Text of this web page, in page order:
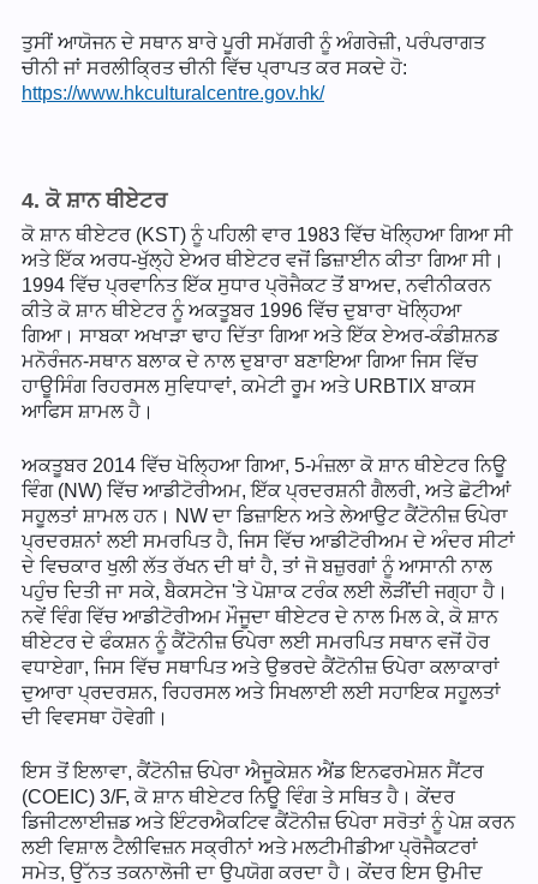
ਤੁਸੀਂ ਆਯੋਜਨ ਦੇ ਸਥਾਨ ਬਾਰੇ ਪੂਰੀ ਸਮੱਗਰੀ ਨੂੰ ਅੰਗਰੇਜ਼ੀ, ਪਰੰਪਰਾਗਤ
ਚੀਨੀ ਜਾਂ ਸਰਲੀਕ੍ਰਿਤ ਚੀਨੀ ਵਿੱਚ ਪ੍ਰਾਪਤ ਕਰ ਸਕਦੇ ਹੋ:
https://www.hkculturalcentre.gov.hk/
4. ਕੋ ਸ਼ਾਨ ਥੀਏਟਰ
ਕੋ ਸ਼ਾਨ ਥੀਏਟਰ (KST) ਨੂੰ ਪਹਿਲੀ ਵਾਰ 1983 ਵਿੱਚ ਖੋਲ੍ਹਿਆ ਗਿਆ ਸੀ
ਅਤੇ ਇੱਕ ਅਰਧ-ਖੁੱਲ੍ਹੇ ਏਅਰ ਥੀਏਟਰ ਵਜੋਂ ਡਿਜ਼ਾਈਨ ਕੀਤਾ ਗਿਆ ਸੀ।
1994 ਵਿੱਚ ਪ੍ਰਵਾਨਿਤ ਇੱਕ ਸੁਧਾਰ ਪ੍ਰੋਜੈਕਟ ਤੋਂ ਬਾਅਦ, ਨਵੀਨੀਕਰਨ
ਕੀਤੇ ਕੋ ਸ਼ਾਨ ਥੀਏਟਰ ਨੂੰ ਅਕਤੂਬਰ 1996 ਵਿੱਚ ਦੁਬਾਰਾ ਖੋਲ੍ਹਿਆ
ਗਿਆ। ਸਾਬਕਾ ਅਖਾੜਾ ਢਾਹ ਦਿੱਤਾ ਗਿਆ ਅਤੇ ਇੱਕ ਏਅਰ-ਕੰਡੀਸ਼ਨਡ
ਮਨੋਰੰਜਨ-ਸਥਾਨ ਬਲਾਕ ਦੇ ਨਾਲ ਦੁਬਾਰਾ ਬਣਾਇਆ ਗਿਆ ਜਿਸ ਵਿੱਚ
ਹਾਊਸਿੰਗ ਰਿਹਰਸਲ ਸੁਵਿਧਾਵਾਂ, ਕਮੇਟੀ ਰੂਮ ਅਤੇ URBTIX ਬਾਕਸ
ਆਫਿਸ ਸ਼ਾਮਲ ਹੈ।
ਅਕਤੂਬਰ 2014 ਵਿੱਚ ਖੋਲ੍ਹਿਆ ਗਿਆ, 5-ਮੰਜ਼ਲਾ ਕੋ ਸ਼ਾਨ ਥੀਏਟਰ ਨਿਊ
ਵਿੰਗ (NW) ਵਿੱਚ ਆਡੀਟੋਰੀਅਮ, ਇੱਕ ਪ੍ਰਦਰਸ਼ਨੀ ਗੈਲਰੀ, ਅਤੇ ਛੋਟੀਆਂ
ਸਹੂਲਤਾਂ ਸ਼ਾਮਲ ਹਨ। NW ਦਾ ਡਿਜ਼ਾਇਨ ਅਤੇ ਲੇਆਉਟ ਕੈਂਟੋਨੀਜ਼ ਓਪੇਰਾ
ਪ੍ਰਦਰਸ਼ਨਾਂ ਲਈ ਸਮਰਪਿਤ ਹੈ, ਜਿਸ ਵਿੱਚ ਆਡੀਟੋਰੀਅਮ ਦੇ ਅੰਦਰ ਸੀਟਾਂ
ਦੇ ਵਿਚਕਾਰ ਖੁਲੀ ਲੱਤ ਰੱਖਨ ਦੀ ਥਾਂ ਹੈ, ਤਾਂ ਜੋ ਬਜ਼ੁਰਗਾਂ ਨੂੰ ਆਸਾਨੀ ਨਾਲ
ਪਹੁੰਚ ਦਿਤੀ ਜਾ ਸਕੇ, ਬੈਕਸਟੇਜ 'ਤੇ ਪੋਸ਼ਾਕ ਟਰੰਕ ਲਈ ਲੋੜੀਂਦੀ ਜਗ੍ਹਾ ਹੈ।
ਨਵੇਂ ਵਿੰਗ ਵਿੱਚ ਆਡੀਟੋਰੀਅਮ ਮੌਜੂਦਾ ਥੀਏਟਰ ਦੇ ਨਾਲ ਮਿਲ ਕੇ, ਕੋ ਸ਼ਾਨ
ਥੀਏਟਰ ਦੇ ਫੰਕਸ਼ਨ ਨੂੰ ਕੈਂਟੋਨੀਜ਼ ਓਪੇਰਾ ਲਈ ਸਮਰਪਿਤ ਸਥਾਨ ਵਜੋਂ ਹੋਰ
ਵਧਾਏਗਾ, ਜਿਸ ਵਿੱਚ ਸਥਾਪਿਤ ਅਤੇ ਉਭਰਦੇ ਕੈਂਟੋਨੀਜ਼ ਓਪੇਰਾ ਕਲਾਕਾਰਾਂ
ਦੁਆਰਾ ਪ੍ਰਦਰਸ਼ਨ, ਰਿਹਰਸਲ ਅਤੇ ਸਿਖਲਾਈ ਲਈ ਸਹਾਇਕ ਸਹੂਲਤਾਂ
ਦੀ ਵਿਵਸਥਾ ਹੋਵੇਗੀ।
ਇਸ ਤੋਂ ਇਲਾਵਾ, ਕੈਂਟੋਨੀਜ਼ ਓਪੇਰਾ ਐਜੂਕੇਸ਼ਨ ਐਂਡ ਇਨਫਰਮੇਸ਼ਨ ਸੈਂਟਰ
(COEIC) 3/F, ਕੋ ਸ਼ਾਨ ਥੀਏਟਰ ਨਿਊ ਵਿੰਗ ਤੇ ਸਥਿਤ ਹੈ। ਕੇਂਦਰ
ਡਿਜੀਟਲਾਈਜ਼ਡ ਅਤੇ ਇੰਟਰਐਕਟਿਵ ਕੈਂਟੋਨੀਜ਼ ਓਪੇਰਾ ਸਰੋਤਾਂ ਨੂੰ ਪੇਸ਼ ਕਰਨ
ਲਈ ਵਿਸ਼ਾਲ ਟੈਲੀਵਿਜ਼ਨ ਸਕ੍ਰੀਨਾਂ ਅਤੇ ਮਲਟੀਮੀਡੀਆ ਪ੍ਰੋਜੈਕਟਰਾਂ
ਸਮੇਤ, ਉੱਨਤ ਤਕਨਾਲੋਜੀ ਦਾ ਉਪਯੋਗ ਕਰਦਾ ਹੈ। ਕੇਂਦਰ ਇਸ ਉਮੀਦ